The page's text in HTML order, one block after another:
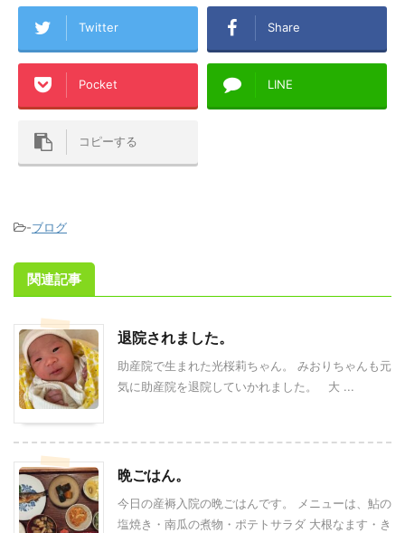
Twitter Share
Pocket LINE
コピーする
-ブログ
関連記事
退院されました。
助産院で生まれた光桜莉ちゃん。 みおりちゃんも元
気に助産院を退院していかれました。 大 ...
晩ごはん。
今日の産褥入院の晩ごはんです。 メニューは、鮎の
塩焼き・南瓜の煮物・ポテトサラダ 大根なます・き